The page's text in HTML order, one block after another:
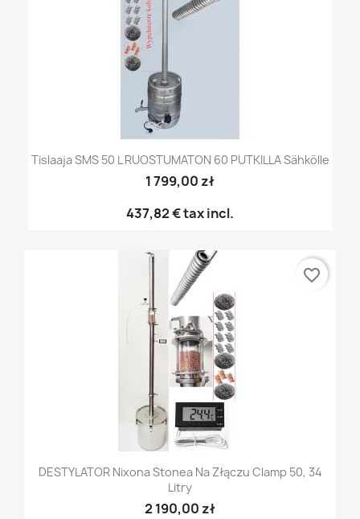
Tislaaja SMS 50 L RUOSTUMATON 60 PUTKILLA Sähkölle
1 799,00 zł
437,82 €tax incl.
DESTYLATOR Nixona Stonea Na Złączu Clamp 50, 34
Litry
2 190,00 zł
favorite_border